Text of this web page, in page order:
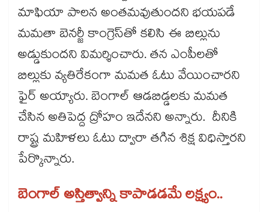
మాఫియా పాలన అంతమవుతుందని భయపడే
మమతా బెనర్జీ కాంగ్రెస్‌‌‌‌‌‌‌‌‌‌‌‌‌‌‌‌తో కలిసి ఈ బిల్లును
అడ్డుకుందని విమర్శించారు. తన ఎంపీలతో
బిల్లుకు వ్యతిరేకంగా మమత ఓటు వేయించారని
ఫైర్‌‌‌‌‌‌‌‌‌‌‌‌‌‌‌‌‌‌‌‌‌‌‌‌‌‌‌‌‌‌‌‌ అయ్యారు. బెంగాల్ ఆడబిడ్డలకు మమత
చేసిన అతిపెద్ద ద్రోహం ఇదేనని అన్నారు. దీనికి
రాష్ట్ర మహిళలు ఓటు ద్వారా తగిన శిక్ష విధిస్తారని
పేర్కొన్నారు.
బెంగాల్‌‌‌‌‌‌‌‌‌‌‌‌‌‌‌‌ అస్తిత్వాన్ని కాపాడడమే లక్ష్యం..